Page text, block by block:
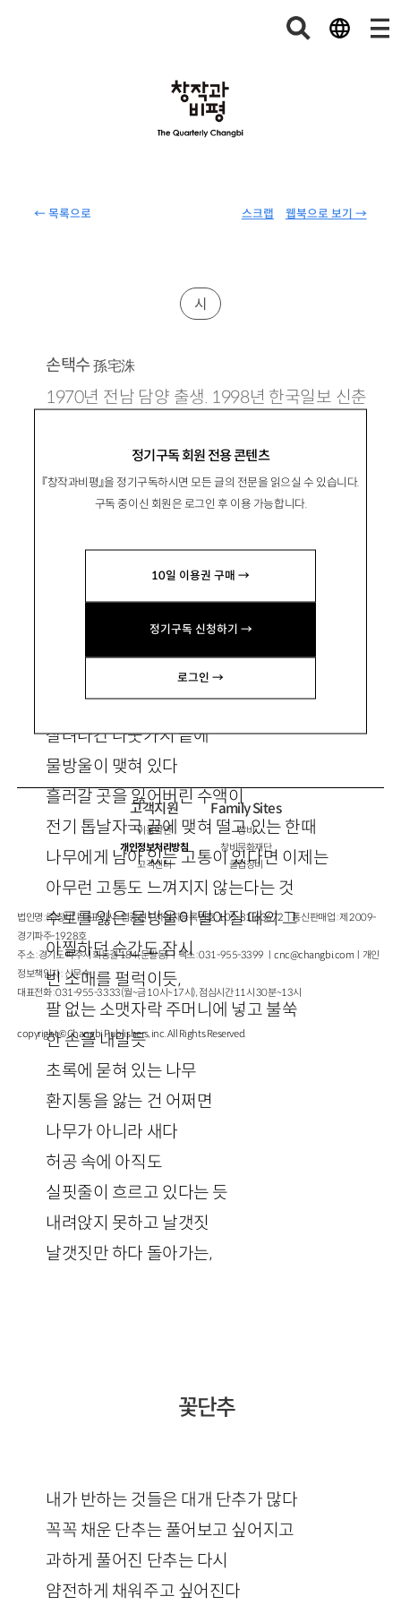
← 목록으로 웹북으로 보기 →
스크랩
정기구독 회원 전용 콘텐츠
『창작과비평』을 정기구독하시면 모든 글의 전문을 읽으실 수 있습니다.
구독 중이신 회원은 로그인 후 이용 가능합니다.
10일 이용권 구매 →
정기구독 신청하기 →
로그인 →
시
손택수 孫宅洙
1970년 전남 담양 출생. 1998년 한국일보 신춘
차』등이 있음. ststo700@hanmail.net
식육점 간판을 가리다
잘려나간 나뭇가지 끝에
물방울이 맺혀 있다
흘러갈 곳을 잃어버린 수액이
전기 톱날자국 끝에 맺혀 떨고 있는 한때
나무에게 남아 있는 고통이 있다면 이제는
아무런 고통도 느껴지지 않는다는 것
수로를 잃은 물방울이 떨어질 때의 그
아찔하던 순간도 잠시
빈 소매를 펄럭이듯,
팔 없는 소맷자락 주머니에 넣고 불쑥
한 손을 내밀듯
초록에 묻혀 있는 나무
환지통을 앓는 건 어쩌면
나무가 아니라 새다
허공 속에 아직도
실핏줄이 흐르고 있다는 듯
내려앉지 못하고 날갯짓
날갯짓만 하다 돌아가는,
꽃단추
내가 반하는 것들은 대개 단추가 많다
꼭꼭 채운 단추는 풀어보고 싶어지고
과하게 풀어진 단추는 다시
얌전하게 채워주고 싶어진다
고객지원
이용약관
개인정보처리방침
고객센터
Family Sites
창비
창비문화재단
클럽창비
법인명 : ㈜창비ㅣ대표이사 : 염종선ㅣ사업자등록번호 : 105-81-63672ㅣ통신판매업 : 제 2009-
경기파주-1928호
주소 : 경기도 파주시 회동길 184(문발동)ㅣ팩스 : 031-955-3399 ㅣcnc@changbi.com ㅣ개인
정보책임자 : 신문수
대표전화 : 031-955-3333(월~금 10시~17시), 점심시간 11시 30분~13시
copyright © Changbi Publishers, inc. All Rights Reserved.